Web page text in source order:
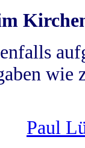
wie
Paul